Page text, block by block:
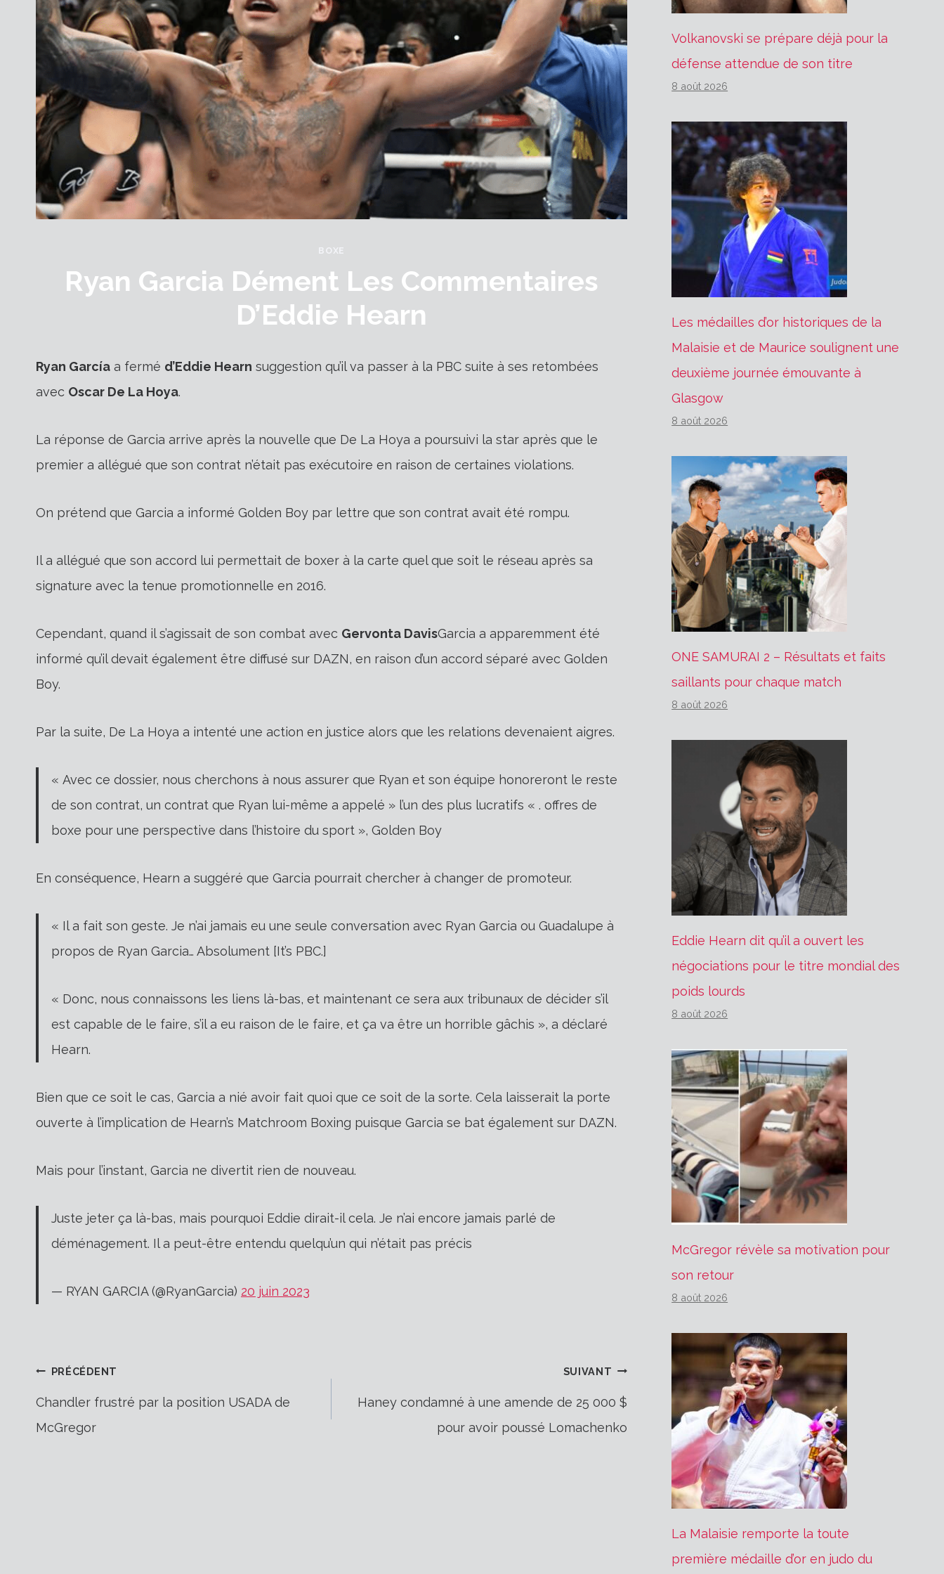
BOXE
Ryan Garcia Dément Les Commentaires
D’Eddie Hearn
Ryan García a fermé d’Eddie Hearn suggestion qu’il va passer à la PBC suite à ses retombées
avec Oscar De La Hoya.
La réponse de Garcia arrive après la nouvelle que De La Hoya a poursuivi la star après que le
premier a allégué que son contrat n’était pas exécutoire en raison de certaines violations.
On prétend que Garcia a informé Golden Boy par lettre que son contrat avait été rompu.
Il a allégué que son accord lui permettait de boxer à la carte quel que soit le réseau après sa
signature avec la tenue promotionnelle en 2016.
Cependant, quand il s’agissait de son combat avec Gervonta DavisGarcia a apparemment été
informé qu’il devait également être diffusé sur DAZN, en raison d’un accord séparé avec Golden
Boy.
Par la suite, De La Hoya a intenté une action en justice alors que les relations devenaient aigres.
« Avec ce dossier, nous cherchons à nous assurer que Ryan et son équipe honoreront le reste
de son contrat, un contrat que Ryan lui-même a appelé » l’un des plus lucratifs « . offres de
boxe pour une perspective dans l’histoire du sport », Golden Boy
En conséquence, Hearn a suggéré que Garcia pourrait chercher à changer de promoteur.
« Il a fait son geste. Je n’ai jamais eu une seule conversation avec Ryan Garcia ou Guadalupe à
propos de Ryan Garcia… Absolument [It’s PBC.]
« Donc, nous connaissons les liens là-bas, et maintenant ce sera aux tribunaux de décider s’il
est capable de le faire, s’il a eu raison de le faire, et ça va être un horrible gâchis », a déclaré
Hearn.
Bien que ce soit le cas, Garcia a nié avoir fait quoi que ce soit de la sorte. Cela laisserait la porte
ouverte à l’implication de Hearn’s Matchroom Boxing puisque Garcia se bat également sur DAZN.
Mais pour l’instant, Garcia ne divertit rien de nouveau.
Juste jeter ça là-bas, mais pourquoi Eddie dirait-il cela. Je n’ai encore jamais parlé de
déménagement. Il a peut-être entendu quelqu’un qui n’était pas précis
— RYAN GARCIA (@RyanGarcia) 20 juin 2023
Navigation
PRÉCÉDENT
Chandler frustré par la position USADA de
McGregor
SUIVANT
Haney condamné à une amende de 25 000 $
pour avoir poussé Lomachenko
Volkanovski se prépare déjà pour la
défense attendue de son titre
8 août 2026
Les médailles d’or historiques de la
Malaisie et de Maurice soulignent une
deuxième journée émouvante à
Glasgow
8 août 2026
ONE SAMURAI 2 – Résultats et faits
saillants pour chaque match
8 août 2026
Eddie Hearn dit qu’il a ouvert les
négociations pour le titre mondial des
poids lourds
8 août 2026
McGregor révèle sa motivation pour
son retour
8 août 2026
La Malaisie remporte la toute
première médaille d’or en judo du